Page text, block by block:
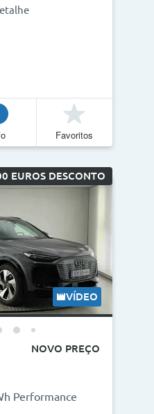
270.000km
300g/km
Favoritos
EUROS DESCONTO
VÍDEO
NOVO PREÇO
Performance